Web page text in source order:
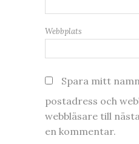
Webbplats
Spara mitt
postadress och
webbläsare till
en kommentar.